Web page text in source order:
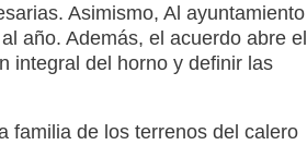
Asimismo, Al ayuntamiento
año. Además, el acuerdo abre el
integral del horno y definir las
familia de los terrenos del calero